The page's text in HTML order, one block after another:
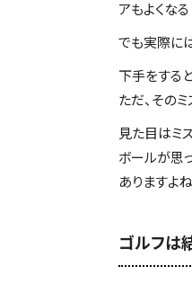
アもよくな
でも実際に
下手をする
ただ、その
見た目はミ
ボールが思
ありますよね
ゴルフは